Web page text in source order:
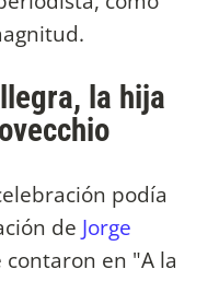
la hija
podía
de Jorge
en "A la